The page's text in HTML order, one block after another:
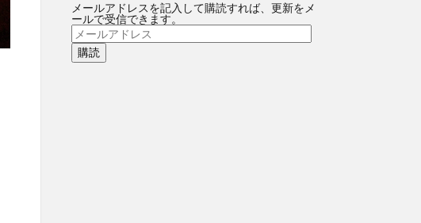
メールアドレスを記入して購読すれば、更新をメ
ールで受信できます。
メ
ー
ル
ア